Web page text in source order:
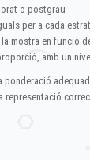
o postgrau
per a cada
mostra en funció
amb un
ponderació
representació